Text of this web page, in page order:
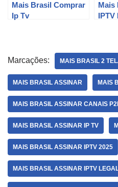
Mais Brasil Comprar
Ip Tv
Mais
IPTV
Marcações: MAIS BRASIL 2
MAIS BRASIL ASSINAR MAIS
MAIS BRASIL ASSINAR CANAIS
MAIS BRASIL ASSINAR IP TV
MAIS BRASIL ASSINAR IPTV 2025
MAIS BRASIL ASSINAR IPTV